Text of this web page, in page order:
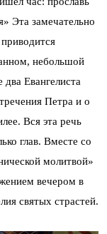
Эта замечательно
небольшой
Евангелиста
Петра и о
Вся эта речь
глав. Вместе со
молитвой»
вечером в
святых страстей.